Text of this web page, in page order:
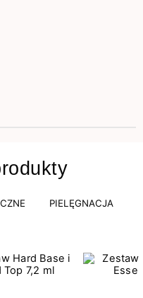
PIELĘGNACJA